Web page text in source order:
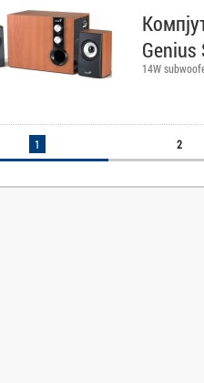
Genius
14W
1 2